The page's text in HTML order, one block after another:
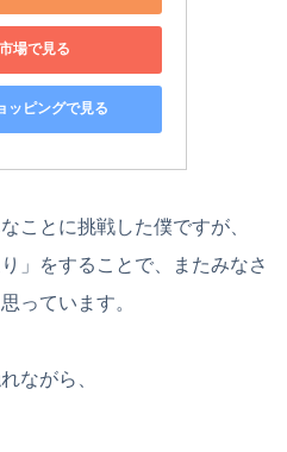
場で見る
ッピングで見る
ことに挑戦した僕ですが、
」をすることで、またみなさ
っています。
ながら、